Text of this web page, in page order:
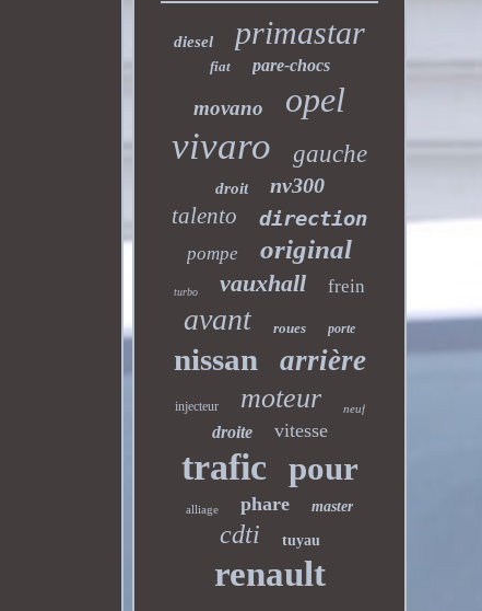
diesel primastar
fiat pare-chocs
movano opel
vivaro gauche
droit nv300
talento direction
pompe original
turbo vauxhall frein
avant roues porte
nissan arrière
injecteur moteur neuf
droite vitesse
trafic pour
alliage phare master
cdti tuyau
renault